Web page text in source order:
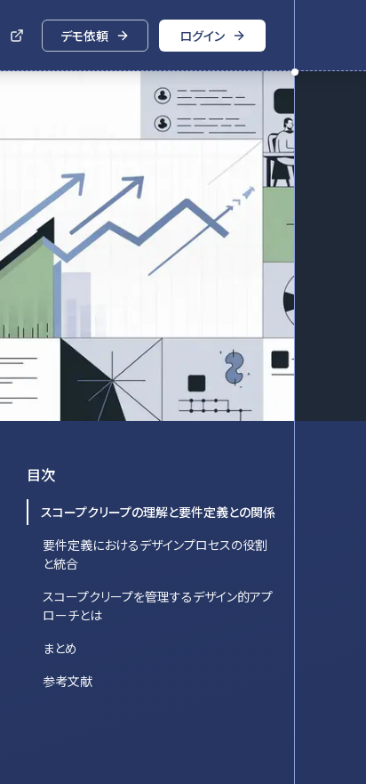
デモ依頼 ログイン
目次
スコープクリープの理解と要件定義との関係
要件定義におけるデザインプロセスの役割
と統合
スコープクリープを管理するデザイン的アプ
ローチとは
まとめ
参考文献